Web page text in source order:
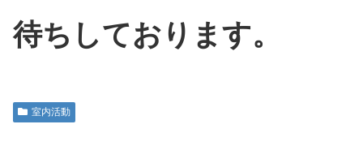
待ちしております。
室内活動